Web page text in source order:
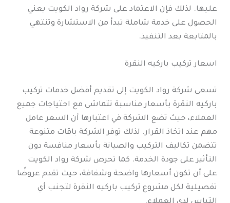
عليها. لذلك فإن الاعتماد على شركة رواد الكويت يعني
الحصول على خدمة شاملة تبدأ من الاستشارة وتنتهي
بالمتابعة بعد التنفيذ.
اسعار تركيب باركيه النقرة
تسعى شركة رواد الكويت إلى تقديم أفضل خدمات تركيب
باركيه النقرة بأسعار مناسبة تتماشى مع احتياجات جميع
العملاء، حيث تضع الشركة في اعتبارها أن السعر عامل
مهم عند اتخاذ القرار. لذلك توفر الشركة باقات متنوعة
تتضمن تكاليف التركيب والصيانة بأسعار منافسة دون
التأثير على جودة الخدمة. كما تحرص شركة رواد الكويت
على أن تكون أسعارها واضحة وشفافة، حيث تقدم عروضًا
تفصيلية لكل مشروع تركيب باركيه النقرة لتجنب أي